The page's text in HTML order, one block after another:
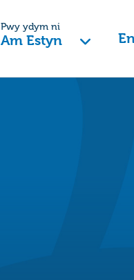
Pwy ydym ni
Am Estyn